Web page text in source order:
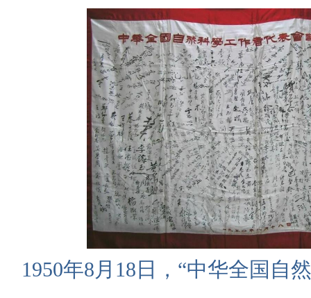
1950年8月18日，“中华全国自